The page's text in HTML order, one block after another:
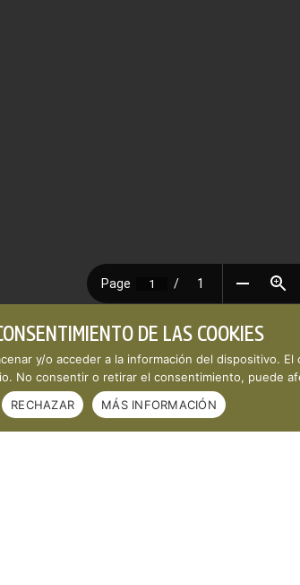
DE LAS COOKIES
y/o acceder a la información del dispositivo.
No consentir o retirar el consentimiento, puede
RECHAZAR MÁS INFORMACIÓN